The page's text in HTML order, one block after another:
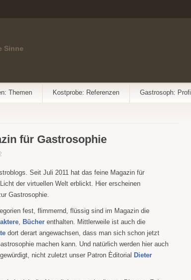
Sinne
Themen Kostprobe: Referenzen Gastrosoph: Profil
für Gastrosophie
Seit Juli 2011 hat das feine Magazin für
der virtuellen Welt erblickt. Hier erscheinen
Gastrosophie.
fest, flimmernd, flüssig sind im Magazin die
, Bücher enthalten. Mittlerweile ist auch die
dort derart angewachsen, dass man sich schon jetzt
machen kann. Und natürlich werden hier auch
gewürdigt, nicht zuletzt unser Patron Èditorial Dieter